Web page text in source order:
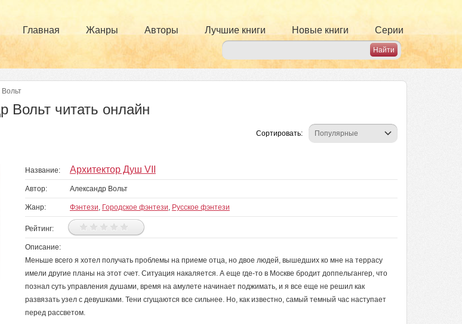
Главная Жанры Авторы Лучшие книги Новые книги Серии
Вольт читать онлайн
Сортировать:
Название: Архитектор Душ VII
Автор: Александр Вольт
Жанр: Фэнтези, Городское фэнтези, Русское фэнтези
Рейтинг:
Описание:
Меньше всего я хотел получать проблемы на приеме отца, но двое людей, вышедших ко мне на террасу
имели другие планы на этот счет. Ситуация накаляется. А еще где-то в Москве бродит доппельгангер, что
познал суть управления душами, время на амулете начинает поджимать, и я все еще не решил как
развязать узел с девушками. Тени сгущаются все сильнее. Но, как известно, самый темный час наступает
перед рассветом.